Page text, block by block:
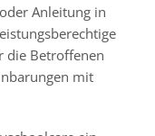
Anleitung in
die Betroffenen
mit